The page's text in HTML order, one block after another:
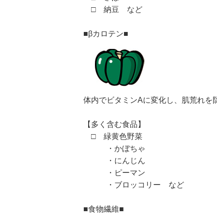
□ 納豆 など
■βカロテン■
体内でビタミンAに変化し、肌荒れを
【多く含む食品】
□ 緑黄色野菜
・かぼちゃ
・にんじん
・ピーマン
・ブロッコリー など
■食物繊維■